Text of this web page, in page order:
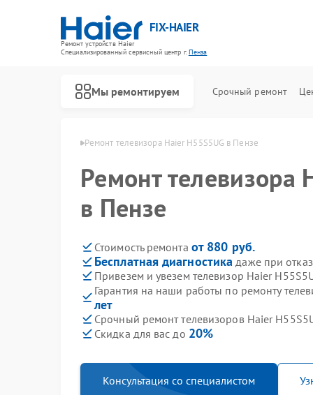
FIX-HAIER
Ремонт устройств Haier
Специализированный cервисный центр г.Пенза
Мы ремонтируем Срочный ремонт
Ремонт телевизора Haier H55S5UG в Пензе
Ремонт телевизора
в Пензе
Стоимость ремонта от 880 руб.
Бесплатная диагностика даже при
Привезем и увезем телевизор Haier
Гарантия на наши работы по ремонту
лет
Срочный ремонт телевизоров Haier
Скидка для вас до 20%
Консультация со специалистом